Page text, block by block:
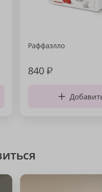
Раффаэлло
840₽